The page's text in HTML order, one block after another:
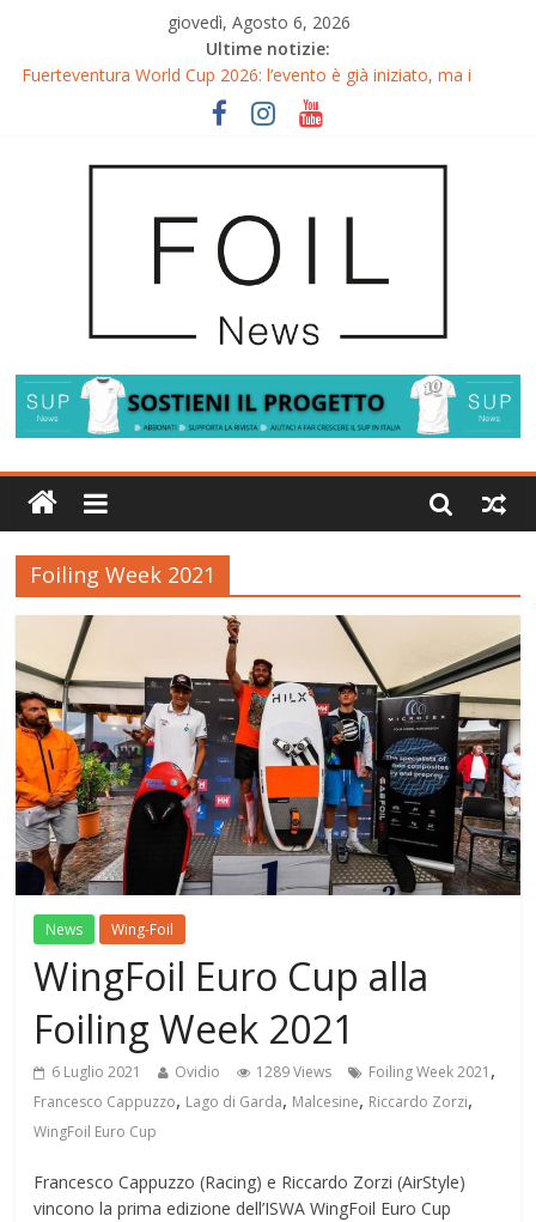
giovedì, Agosto 6, 2026
Ultime notizie:
Fuerteventura World Cup 2026: l’evento è già iniziato, ma i
riflettori si accendono sul Wingfoil!
Fuerteventura FreeFly-Slalom 2026: Cappuzzo e Belloeuvre
Gran Canaria GWA Wingfoil World Cup 2026: Spettacolo e
adrenalina a Pozo Izquierdo
Foiling Week 2021
News Wing-Foil
WingFoil Euro Cup alla
Foiling Week 2021
6 Luglio 2021 Ovidio 1289 Views Foiling Week 2021 ,
Francesco Cappuzzo, Lago di Garda, Malcesine, Riccardo Zorzi,
WingFoil Euro Cup
Francesco Cappuzzo (Racing) e Riccardo Zorzi (AirStyle)
vincono la prima edizione dell’ISWA WingFoil Euro Cup